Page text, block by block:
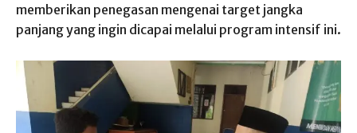
memberikan penegasan mengenai target jangka
panjang yang ingin dicapai melalui program intensif ini.